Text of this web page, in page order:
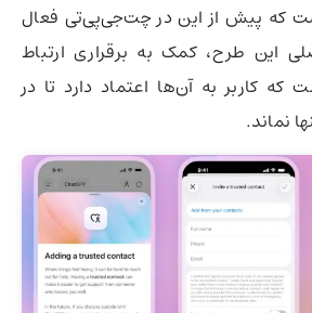
که پیش از این در چت‌جی‌پی‌تی فعال
این طرح، کمک به برقراری ارتباط
که کاربر به آن‌ها اعتماد دارد تا در
نماند.